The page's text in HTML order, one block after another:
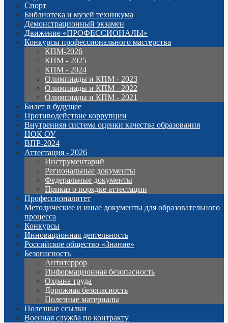
Спорт
Библиотека и музей техникума
Демонстрационный экзамен
Движение «ПРОФЕССИОНАЛЫ»
Конкурсы профессионального мастерства
КПМ-2026
КПМ - 2025
КПМ - 2024
Олимпиады и КПМ - 2023
Олимпиады и КПМ - 2022
Олимпиады и КПМ - 2021
Билет в будущее
Противодействие коррупции
Внутренняя система оценки качества образования
НОК ОУ
ВПР-2024
Аттестация - 2026
Инструментарий
Региональные документы
Федеральные документы
Приказ о порядке аттестации
Профессионалитет
Методические и иные документы для образовательного
процесса
Конкурсы
Инновационная деятельность
Российское общество «Знание»
Безопасность
Антитеррор
Информационная безопасность
Охрана труда
Дорожная безопасность
Полезные материалы
Полезные ссылки
Военная служба по контракту